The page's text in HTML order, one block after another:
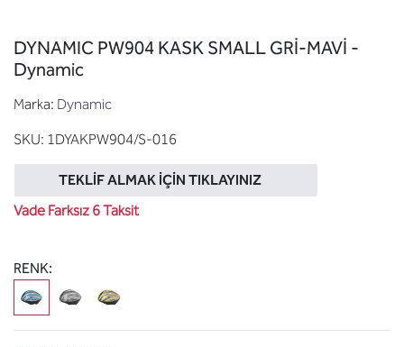
DYNAMIC PW904 KASK SMALL GRİ-MAVİ -
Dynamic
Marka: Dynamic
SKU: 1DYAKPW904/S-016
TEKLIF ALMAK İÇIN TIKLAYINIZ
Vade Farksız 6 Taksit
RENK: